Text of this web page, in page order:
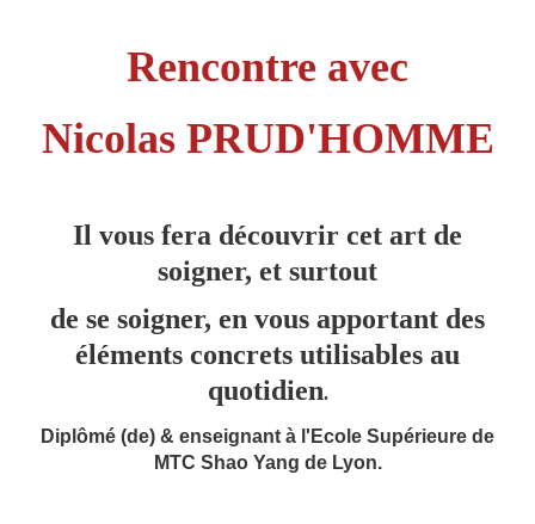
Rencontre avec
Nicolas PRUD'HOMME
Il vous fera découvrir cet art de
soigner, et surtout
de se soigner, en vous apportant des
éléments concrets utilisables au
quotidien.
Diplômé (de) & enseignant à l'Ecole Supérieure de
MTC Shao Yang de Lyon.